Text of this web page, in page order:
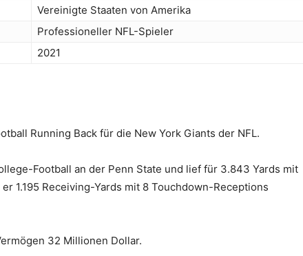
Vereinigte Staaten von Amerika
Professioneller NFL-Spieler
2021
Running Back für die New York Giants der NFL.
Football an der Penn State und lief für 3.843 Yards mit
1.195 Receiving-Yards mit 8 Touchdown-Receptions
32 Millionen Dollar.